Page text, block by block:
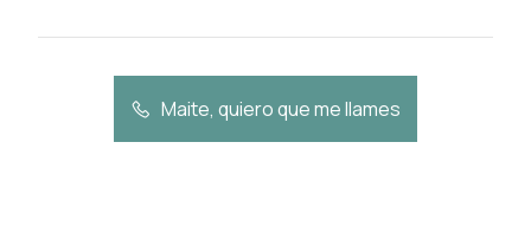
Maite, quiero que me llames